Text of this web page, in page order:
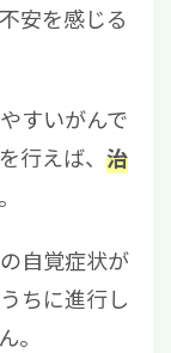
安を感じる
すいがんで
行えば、 治
自覚症状が
ちに進行し
。